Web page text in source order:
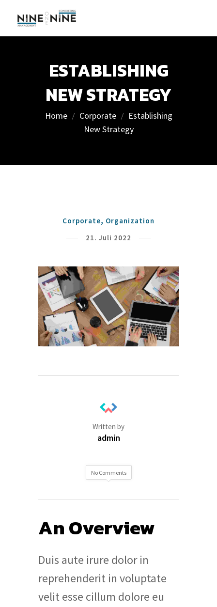
ESTABLISHING
NEW STRATEGY
Home Corporate
Establishing
New Strategy
Corporate
Organization
21. Juli 2022
Written by
admin
No Comments
An Overview
Duis aute irure dolor in
reprehenderit in voluptate
velit esse cillum dolore eu